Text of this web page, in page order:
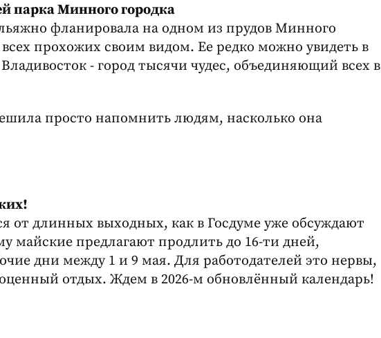
парка Минного городка
фланировала на одном из прудов Минного
всех прохожих своим видом. Ее редко можно увидеть в
- город тысячи чудес, объединяющий всех в
просто напомнить людям, насколько она
от длинных выходных, как в Госдуме уже обсуждают
майские предлагают продлить до 16-ти дней,
дни между 1 и 9 мая. Для работодателей это нервы,
отдых. Ждем в 2026-м обновлённый календарь!